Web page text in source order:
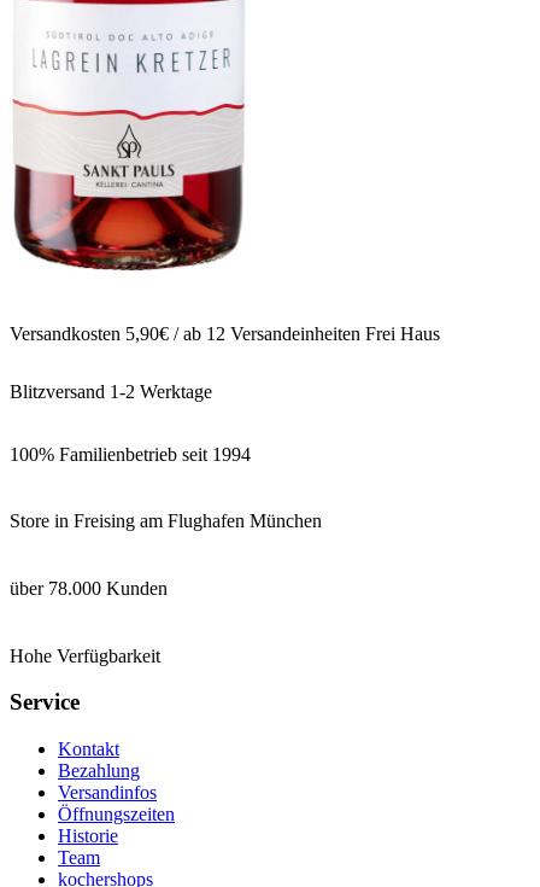
Versandkosten 5,90€ / ab 12 Versandeinheiten Frei Haus
Blitzversand 1-2 Werktage
100% Familienbetrieb seit 1994
Store in Freising am Flughafen München
über 78.000 Kunden
Hohe Verfügbarkeit
Service
Kontakt
Bezahlung
Versandinfos
Öffnungszeiten
Historie
Team
kochershops